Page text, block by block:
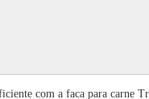
com a faca para carne